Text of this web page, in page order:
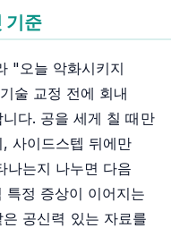
기준
"오늘 악화시키지
술 교정 전에 회내
다. 공을 세게 칠 때만
사이드스텝 뒤에만
나는지 나누면 다음
특정 증상이 이어지는
은 공신력 있는 자료를